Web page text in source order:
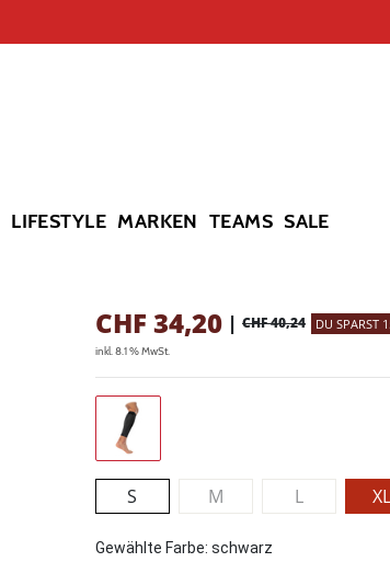
LIFESTYLE MARKEN TEAMS SALE
CHF 34,20 | CHF 40,24 DU SPARST
inkl. 8.1 % MwSt.
S M L XL
Gewählte Farbe: schwarz